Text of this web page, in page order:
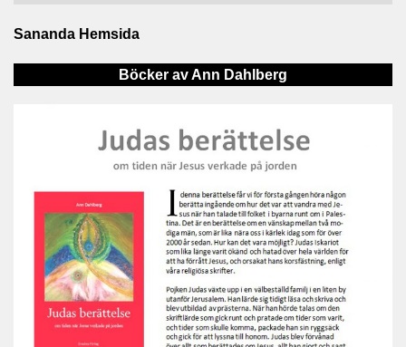
Sananda Hemsida
Böcker av Ann Dahlberg